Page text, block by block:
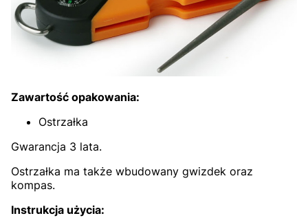
Zawartość opakowania:
Ostrzałka
Gwarancja 3 lata.
Ostrzałka ma także wbudowany gwizdek oraz
kompas.
Instrukcja użycia: